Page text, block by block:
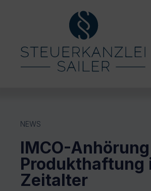
NEWS
IMCO-
Produkthaftung
Zeitalter